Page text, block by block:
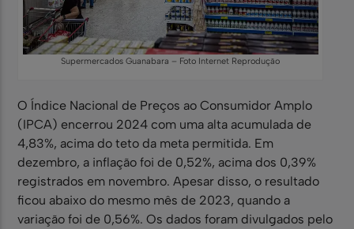
Supermercados Guanabara – Foto Internet Reprodução
O Índice Nacional de Preços ao Consumidor Amplo
(IPCA) encerrou 2024 com uma alta acumulada de
4,83%, acima do teto da meta permitida. Em
dezembro, a inflação foi de 0,52%, acima dos 0,39%
registrados em novembro. Apesar disso, o resultado
ficou abaixo do mesmo mês de 2023, quando a
variação foi de 0,56%. Os dados foram divulgados pelo